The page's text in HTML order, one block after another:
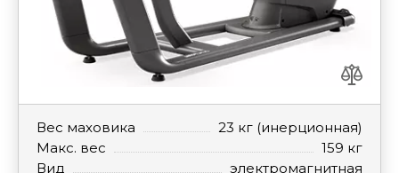
Вес маховика
23 кг (инерционная)
Макс. вес
159 кг
Вид
электромагнитная